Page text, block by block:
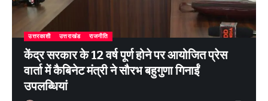
उत्तरकाशी उत्तराखंड राजनीति
केंद्र सरकार के 12 वर्ष पूर्ण होने पर आयोजित प्रेस
वार्ता में कैबिनेट मंत्री ने सौरभ बहुगुणा गिनाईं
उपलब्धियां